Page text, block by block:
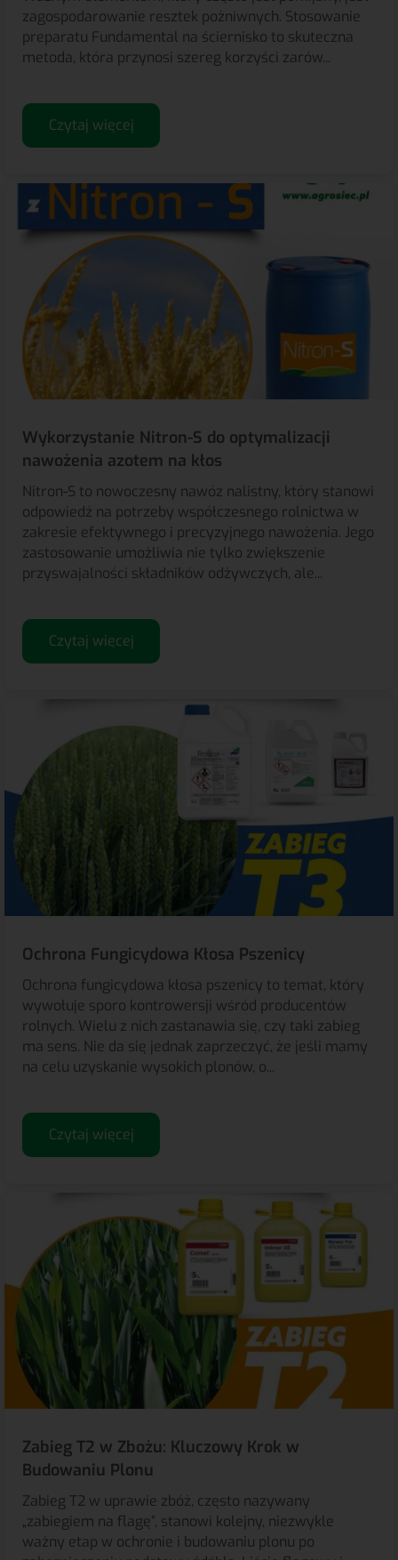
zagospodarowanie resztek pożniwnych. Stosowanie
preparatu Fundamental na ściernisko to skuteczna
metoda, która przynosi szereg korzyści zarów...
Czytaj więcej
Wykorzystanie Nitron-S do optymalizacji
nawożenia azotem na kłos
Nitron-S to nowoczesny nawóz nalistny, który stanowi
odpowiedź na potrzeby współczesnego rolnictwa w
zakresie efektywnego i precyzyjnego nawożenia. Jego
zastosowanie umożliwia nie tylko zwiększenie
przyswajalności składników odżywczych, ale...
Czytaj więcej
Ochrona Fungicydowa Kłosa Pszenicy
Ochrona fungicydowa kłosa pszenicy to temat, który
wywołuje sporo kontrowersji wśród producentów
rolnych. Wielu z nich zastanawia się, czy taki zabieg
ma sens. Nie da się jednak zaprzeczyć, że jeśli mamy
na celu uzyskanie wysokich plonów, o...
Czytaj więcej
Zabieg T2 w Zbożu: Kluczowy Krok w
Budowaniu Plonu
Zabieg T2 w uprawie zbóż, często nazywany
„zabiegiem na flagę”, stanowi kolejny, niezwykle
ważny etap w ochronie i budowaniu plonu po